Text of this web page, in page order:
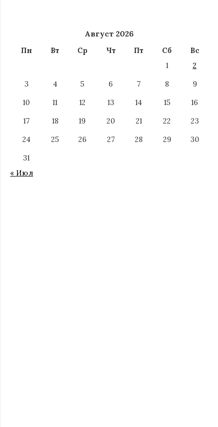
Август 2026
Пн Вт Ср Чт Пт Сб
Вс
1
2
3
4 5 6 7 8
9
10
11 12 13 14 15
16
17
18 19 20 21 22
23
24
25 26 27 28 29
30
31
« Июл